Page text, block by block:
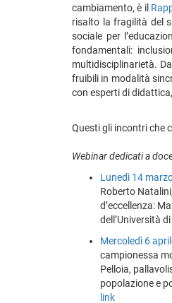
cambiamento, è il
risalto la fragilità del
sociale per
fondamentali:
multidisciplinarietà.
fruibili in modalità
con esperti di
Questi gli incontri che
Webinar dedicati a
Lunedì 14
Roberto
d’eccellenza:
dell’Università
Mercoledì 6
campionessa
Pelloia,
popolazione e
link